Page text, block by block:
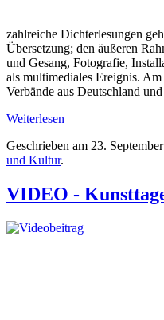
zahlreiche Dichterlesungen
Übersetzung; den äußeren
und Gesang, Fotografie,
als multimediales Ereignis.
Verbände aus Deutschland
Weiterlesen
Geschrieben am 23.
und Kultur.
VIDEO -